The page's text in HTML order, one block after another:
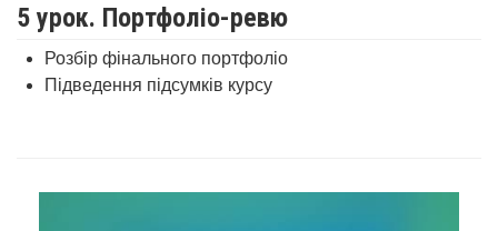
5 урок. Портфоліо-ревю
Розбір фінального портфоліо
Підведення підсумків курсу